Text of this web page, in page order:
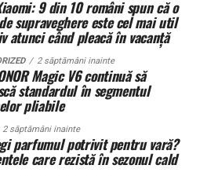
în expansiune, un teren agricol a
un mic antreprenor local. L-a
A investit în irigații.
în străinătate și nu a
15 ani.
terenul, descoperă că altcineva îl
priză 220 V monofazic, priză
priză încărcare auto electric
aer condiționat integrat pentru
bateriilor la temperatură optimă
roți tip off-road pentru deplasare
accidentat
9 din 10 români spun că o
supraveghere este cel mai util
atunci când pleacă în vacanță
2 săptămâni inainte
Magic V6 continuă să
standardul în segmentul
pliabile
2 săptămâni inainte
parfumul potrivit pentru vară?
care rezistă în sezonul cald